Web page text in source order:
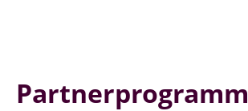
Partnerprogramm